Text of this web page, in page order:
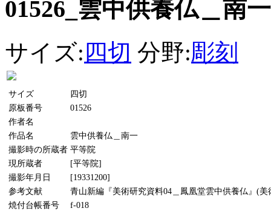
01526_雲中供養仏＿南一
サイズ: 四切 分野:彫刻
サイズ
四切
原板番号
01526
作者名
作品名
雲中供養仏＿南一
撮影時の所蔵者 平等院
現所蔵者
[平等院]
撮影年月日
[19331200]
参考文献
青山新編『美術研究資料04＿鳳凰堂雲中供養仏』(美
焼付台帳番号
f-018